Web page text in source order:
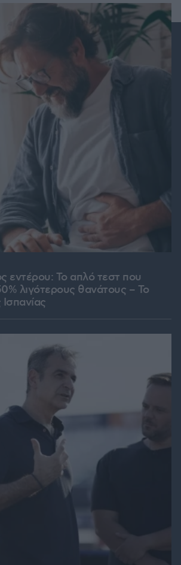
εντέρου: Το απλό τεστ που
λιγότερους θανάτους – Το